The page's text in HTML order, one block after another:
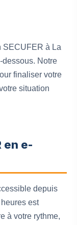
SECUFER à La
dessous. Notre
finaliser votre
situation
en e-
depuis
est
à votre rythme,